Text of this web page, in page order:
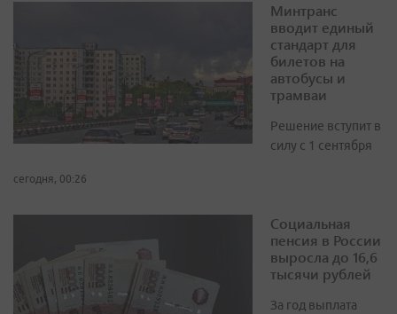
Минтранс
вводит единый
стандарт для
билетов на
автобусы и
трамваи
Решение вступит в
силу с 1 сентября
сегодня, 00:26
Социальная
пенсия в России
выросла до 16,6
тысячи рублей
За год выплата